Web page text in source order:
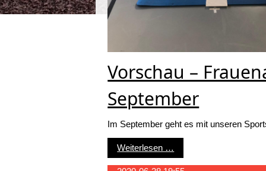
Vorschau –
September
Im September geht es mit unseren
Weiterlesen …